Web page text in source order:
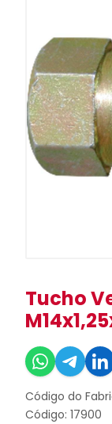
Tucho
Código do
Código: 17900